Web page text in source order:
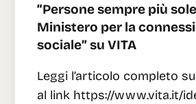
“Persone sempre più
Ministero per la
sociale” su VITA
Leggi l’articolo completo
al link https://www.vita.it/